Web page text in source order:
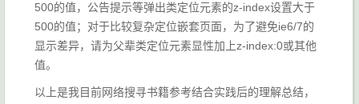
500的值，公告提示等弹出类定位元素的z-index设置大于
500的值；对于比较复杂定位嵌套页面，为了避免ie6/7的
显示差异，请为父辈类定位元素显性加上z-index:0或其他
值。
以上是我目前网络搜寻书籍参考结合实践后的理解总结，